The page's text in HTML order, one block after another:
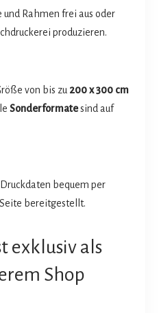
Rahmen frei aus oder
produzieren.
von bis zu 200 x 300 cm
Sonderformatesind auf
bequem per
bereitgestellt.
exklusiv als
Shop